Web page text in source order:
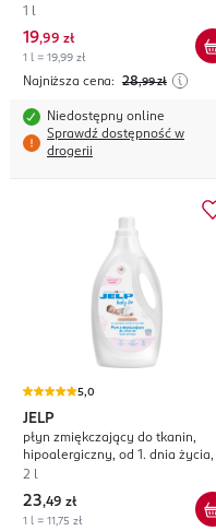
1 l
19,99 zł
1 l = 19,99 zł
Najniższa cena: 28,99 zł
Niedostępny online
Sprawdź dostępność w
drogerii
5,0
JELP
płyn zmiękczający do tkanin,
hipoalergiczny, od 1. dnia życia,
2 l
23,49 zł
1 l = 11,75 zł